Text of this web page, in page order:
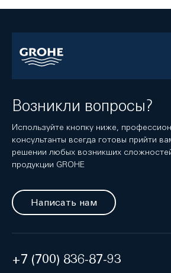
Возникли вопросы?
Используйте кнопку ниже,
консультанты всегда готовы прийти
решении любых возникших
продукции GROHE
Написать нам
+7 (700) 836-87-93